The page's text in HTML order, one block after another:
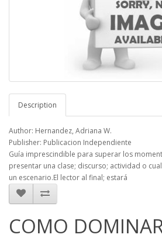
Description
Author: Hernandez, Adriana W.
Publisher: Publicacion Independiente
Guía imprescindible para superar los
presentar una clase; discurso; actividad o
un escenario.El lector al final; estará
COMO